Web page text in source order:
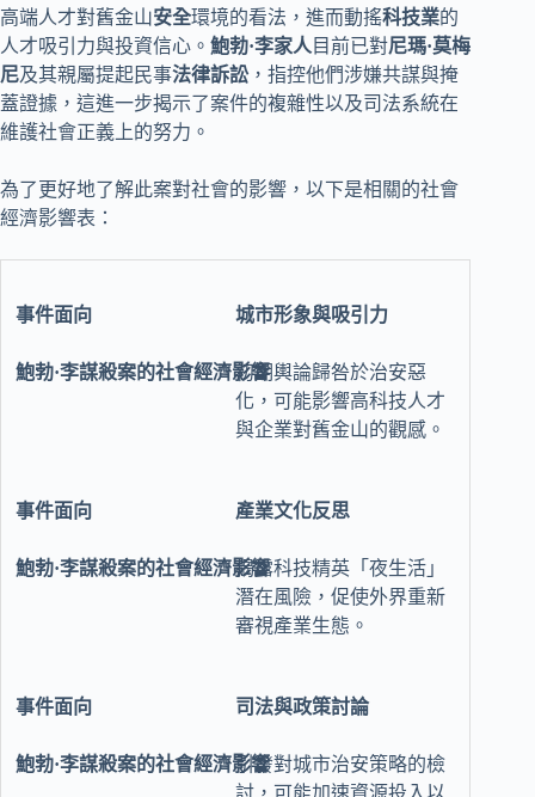
高端人才對舊金山安全環境的看法，進而動搖科技業的
人才吸引力與投資信心。 鮑勃·李家人 目前已對尼瑪·莫梅
尼及其親屬提起民事法律訴訟，指控他們涉嫌共謀與掩
蓋證據，這進一步揭示了案件的複雜性以及司法系統在
維護社會正義上的努力。
為了更好地了解此案對社會的影響，以下是相關的社會
經濟影響表：
城市形象與吸引力
初期輿論歸咎於治安惡
化，可能影響高科技人才
與企業對舊金山的觀感。
產業文化反思
揭露科技精英「夜生活」
潛在風險，促使外界重新
審視產業生態。
司法與政策討論
引發對城市治安策略的檢
討，可能加速資源投入以